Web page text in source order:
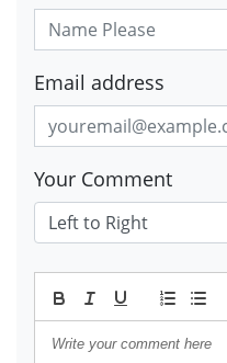
Email address
Your Comment